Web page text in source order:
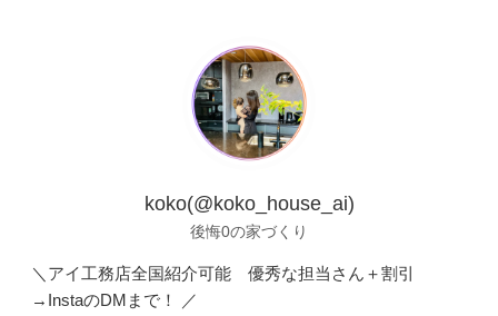
koko(@koko_house_ai)
後悔0の家づくり
＼アイ工務店全国紹介可能 優秀な担当さん＋割引
→InstaのDMまで！ ／